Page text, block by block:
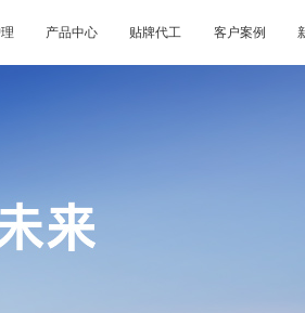
产品中心 贴牌代工 客户案例